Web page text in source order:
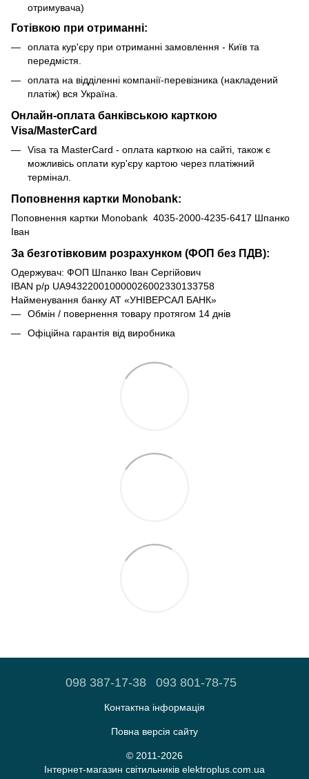
отримувача)
Готівкою при отриманні:
оплата кур'єру при отриманні замовлення - Київ та
передмістя.
оплата на відділенні компанії-перевізника (накладений
платіж) вся Україна.
Онлайн-оплата банківською карткою
Visa/MasterCard
Visa та MasterCard - оплата карткою на сайті, також є
можливісь оплати кур'єру картою через платіжний
термінал.
Поповнення картки Monobank:
Поповнення картки Monobank 4035-2000-4235-6417 Шпанко
Іван
За безготівковим розрахунком (ФОП без ПДВ):
Одержувач: ФОП Шпанко Іван Сергійович
IBAN р/р UA943220010000026002330133758
Найменування банку АТ «УНІВЕРСАЛ БАНК»
Обмін / повернення товару протягом 14 днів
Офіційна гарантія від виробника
098 387-17-38 093 801-78-75
Контактна інформація
Повна версія сайту
© 2011-2026
Iнтернет-магазин світильників elektroplus.com.ua